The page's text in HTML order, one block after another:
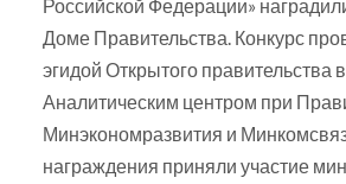
Российской Федерации»
Доме Правительства. Конкурс
эгидой Открытого правительства
Аналитическим центром при
Минэкономразвития и
награждения приняли участие